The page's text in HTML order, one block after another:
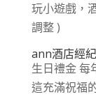
玩小遊戲，
調整 )
ann酒店經
生日禮金 每
這充滿祝福